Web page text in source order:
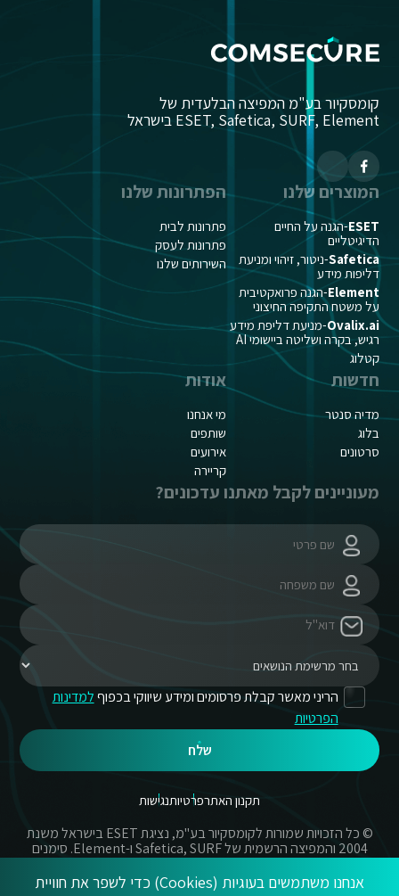
אנחנו משתמשים בעוגיות (Cookies) כדי לשפר את חוויית
קומסקיור בע"מ המפיצה הבלעדית של
ESET, Safetica, SURF, Element בישראל
המוצרים שלנו
ESET-הגנה על החיים
הדיגיטליים
Safetica-ניטור, זיהוי ומניעת
דליפות מידע
Element-הגנה פרואקטיבית
על משטח התקיפה החיצוני
Ovalix.ai-מניעת דליפת מידע
רגיש, בקרה ושליטה ביישומי AI
קטלוג
הפתרונות שלנו
פתרונות לבית
פתרונות לעסק
השירותים שלנו
חדשות
מדיה סנטר
בלוג
סרטונים
אודות
מי אנחנו
שותפים
אירועים
קריירה
מעוניינים לקבל מאתנו עדכונים?
הריני מאשר קבלת פרסומים ומידע שיווקי בכפוףלמדינות
הפרטיות
שלח
תקנון האתרפרטיותנגישות
© כל הזכויות שמורות לקומסקיור בע"מ, נציגת ESET בישראל משנת
2004 והמפיצה הרשמית של Safetica, SURF ו-Element. סימנים
מסחריים אשר בשימוש באתר זה הינם סימנים מסחריים או מותגים
רשומים של החברות הרשומות.